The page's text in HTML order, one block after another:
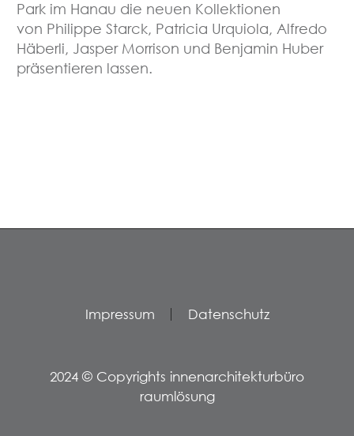
Park im Hanau die neuen Kollektionen
von Philippe Starck, Patricia Urquiola, Alfredo
Häberli, Jasper Morrison und Benjamin Huber
präsentieren lassen.
Impressum Datenschutz
2024 © Copyrights innenarchitekturbüro
raumlösung